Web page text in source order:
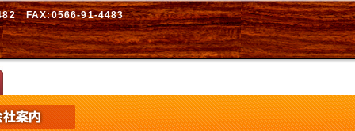
FAX:0566-91-4483